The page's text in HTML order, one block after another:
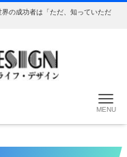
の成功者は「ただ、知っていただ